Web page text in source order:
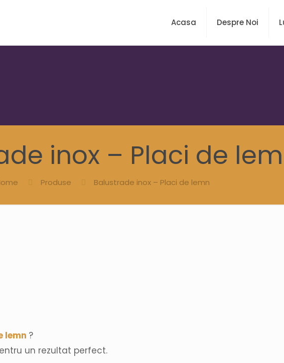
Acasa Despre Noi
inox – Placi de
Produse Balustrade inox – Placi de lemn
lemn ?
un rezultat perfect.